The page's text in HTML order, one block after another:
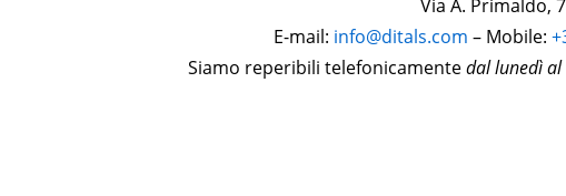
Via A. Primaldo,
E-mail: info@ditals.com – Mobile:
Siamo reperibili telefonicamentedal lunedì